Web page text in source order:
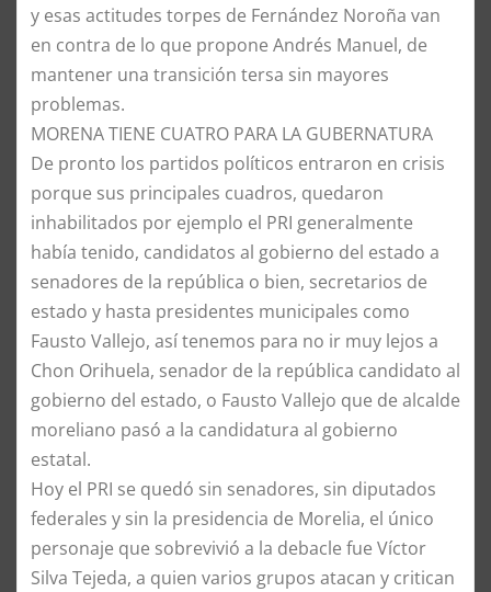
y esas actitudes torpes de Fernández Noroña van
en contra de lo que propone Andrés Manuel, de
mantener una transición tersa sin mayores
problemas.
MORENA TIENE CUATRO PARA LA GUBERNATURA
De pronto los partidos políticos entraron en crisis
porque sus principales cuadros, quedaron
inhabilitados por ejemplo el PRI generalmente
había tenido, candidatos al gobierno del estado a
senadores de la república o bien, secretarios de
estado y hasta presidentes municipales como
Fausto Vallejo, así tenemos para no ir muy lejos a
Chon Orihuela, senador de la república candidato al
gobierno del estado, o Fausto Vallejo que de alcalde
moreliano pasó a la candidatura al gobierno
estatal.
Hoy el PRI se quedó sin senadores, sin diputados
federales y sin la presidencia de Morelia, el único
personaje que sobrevivió a la debacle fue Víctor
Silva Tejeda, a quien varios grupos atacan y critican